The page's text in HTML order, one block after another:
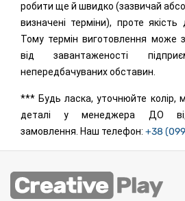
робити ще й швидко (зазвичай
визначені терміни), проте якість
Тому термін виготовлення може
від завантаженості
непередбачуваних обставин.
*** Будь ласка, уточнюйте колір,
деталі у менеджера ДО
замовлення. Наш телефон: +38